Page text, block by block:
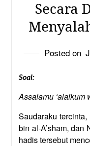
Secara
Posted on
Soal:
Assalamu ‘alaikum
Saudaraku
bin al-A’sham, dan
hadis tersebut